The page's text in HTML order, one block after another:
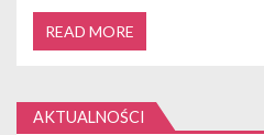
READ MORE
AKTUALNOŚCI